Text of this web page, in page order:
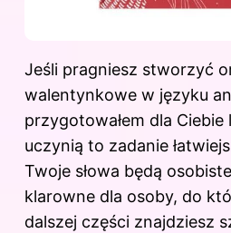
Jeśli pragniesz stworzyć
walentynkowe w języku
przygotowałem dla
uczynią to zadanie
Twoje słowa będą
klarowne dla osoby, do
dalszej części znajdziesz